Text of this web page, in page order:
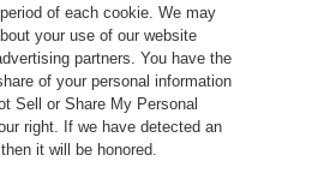
検索トップ
of each cookie. We may
your use of our website
partners. You have the
of your personal information
Sell or Share My Personal
right. If we have detected an
it will be honored.